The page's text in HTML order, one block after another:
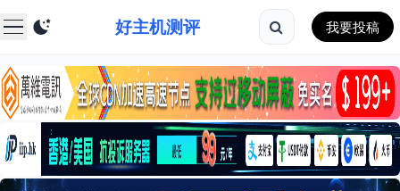
好主机测评 我要投稿